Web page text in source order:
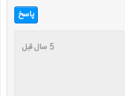
پاسخ
5 سال قبل